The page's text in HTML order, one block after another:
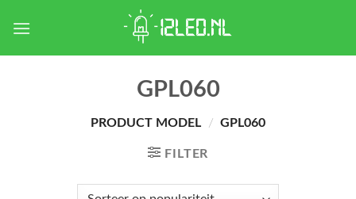
GPL060
PRODUCT MODEL / GPL060
FILTER